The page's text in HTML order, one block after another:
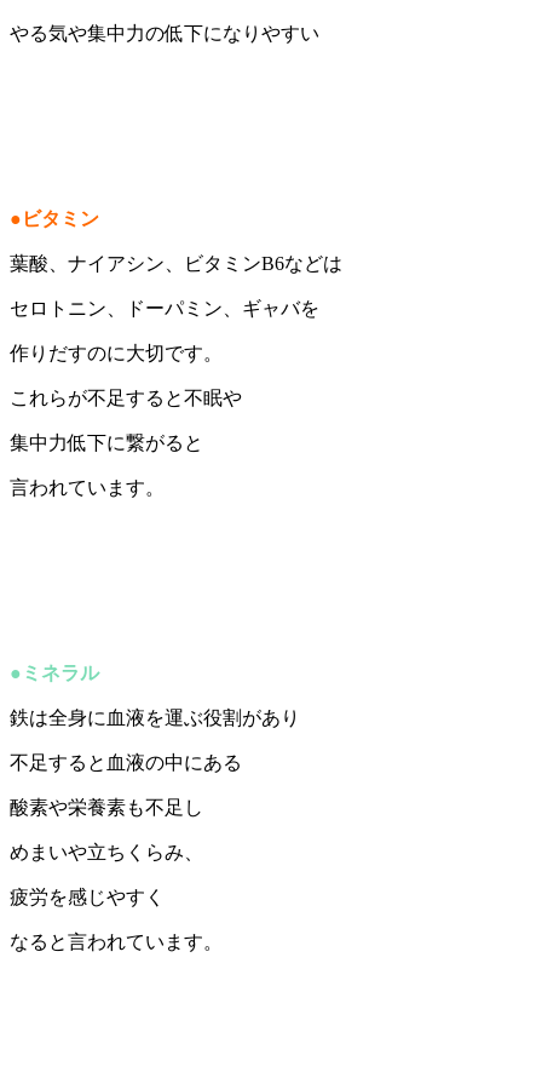
やる気や集中力の低下になりやすい
●ビタミン
葉酸、ナイアシン、ビタミンB6などは
セロトニン、ドーパミン、ギャバを
作りだすのに大切です。
これらが不足すると不眠や
集中力低下に繋がると
言われています。
●ミネラル
鉄は全身に血液を運ぶ役割があり
不足すると血液の中にある
酸素や栄養素も不足し
めまいや立ちくらみ、
疲労を感じやすく
なると言われています。